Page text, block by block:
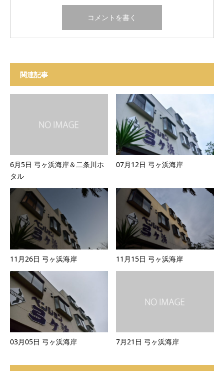
関連記事
6月5日 弓ヶ浜海岸＆二条川ホ
タル
07月12日 弓ヶ浜海岸
11月26日 弓ヶ浜海岸 11月15日 弓ヶ浜海岸
03月05日 弓ヶ浜海岸 7月21日 弓ヶ浜海岸